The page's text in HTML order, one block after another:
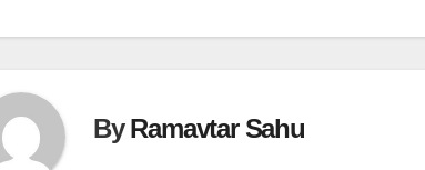
ByRamavtar Sahu